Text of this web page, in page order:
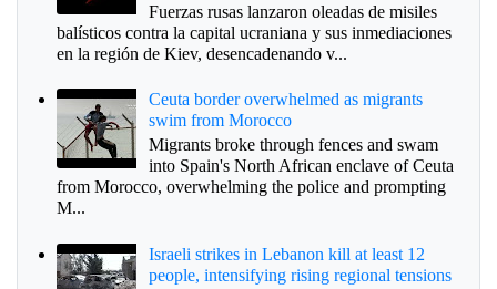
Fuerzas rusas lanzaron oleadas de misiles
balísticos contra la capital ucraniana y sus inmediaciones
en la región de Kiev, desencadenando v...
Ceuta border overwhelmed as migrants
swim from Morocco
Migrants broke through fences and swam
into Spain's North African enclave of Ceuta
from Morocco, overwhelming the police and prompting
M...
Israeli strikes in Lebanon kill at least 12
people, intensifying rising regional tensions